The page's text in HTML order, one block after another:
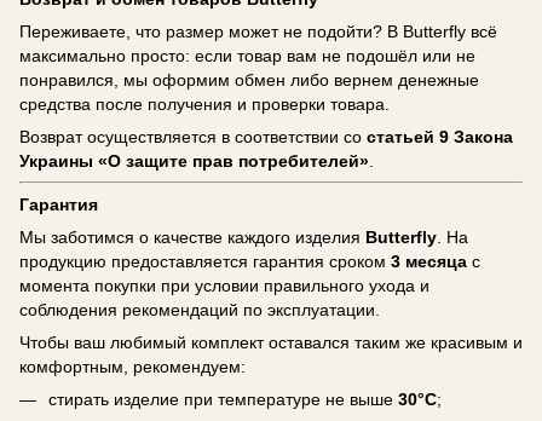
Переживаете, что размер может не подойти? В Butterfly всё
максимально просто: если товар вам не подошёл или не
понравился, мы оформим обмен либо вернем денежные
средства после получения и проверки товара.
Возврат осуществляется в соответствии со статьей 9 Закона
Украины «О защите прав потребителей»
Гарантия
Мы заботимся о качестве каждого изделия Butterfly . На
продукцию предоставляется гарантия сроком 3 месяца с
момента покупки при условии правильного ухода и
соблюдения рекомендаций по эксплуатации.
Чтобы ваш любимый комплект оставался таким же красивым и
комфортным, рекомендуем:
стирать изделие при температуре не выше 30°C;